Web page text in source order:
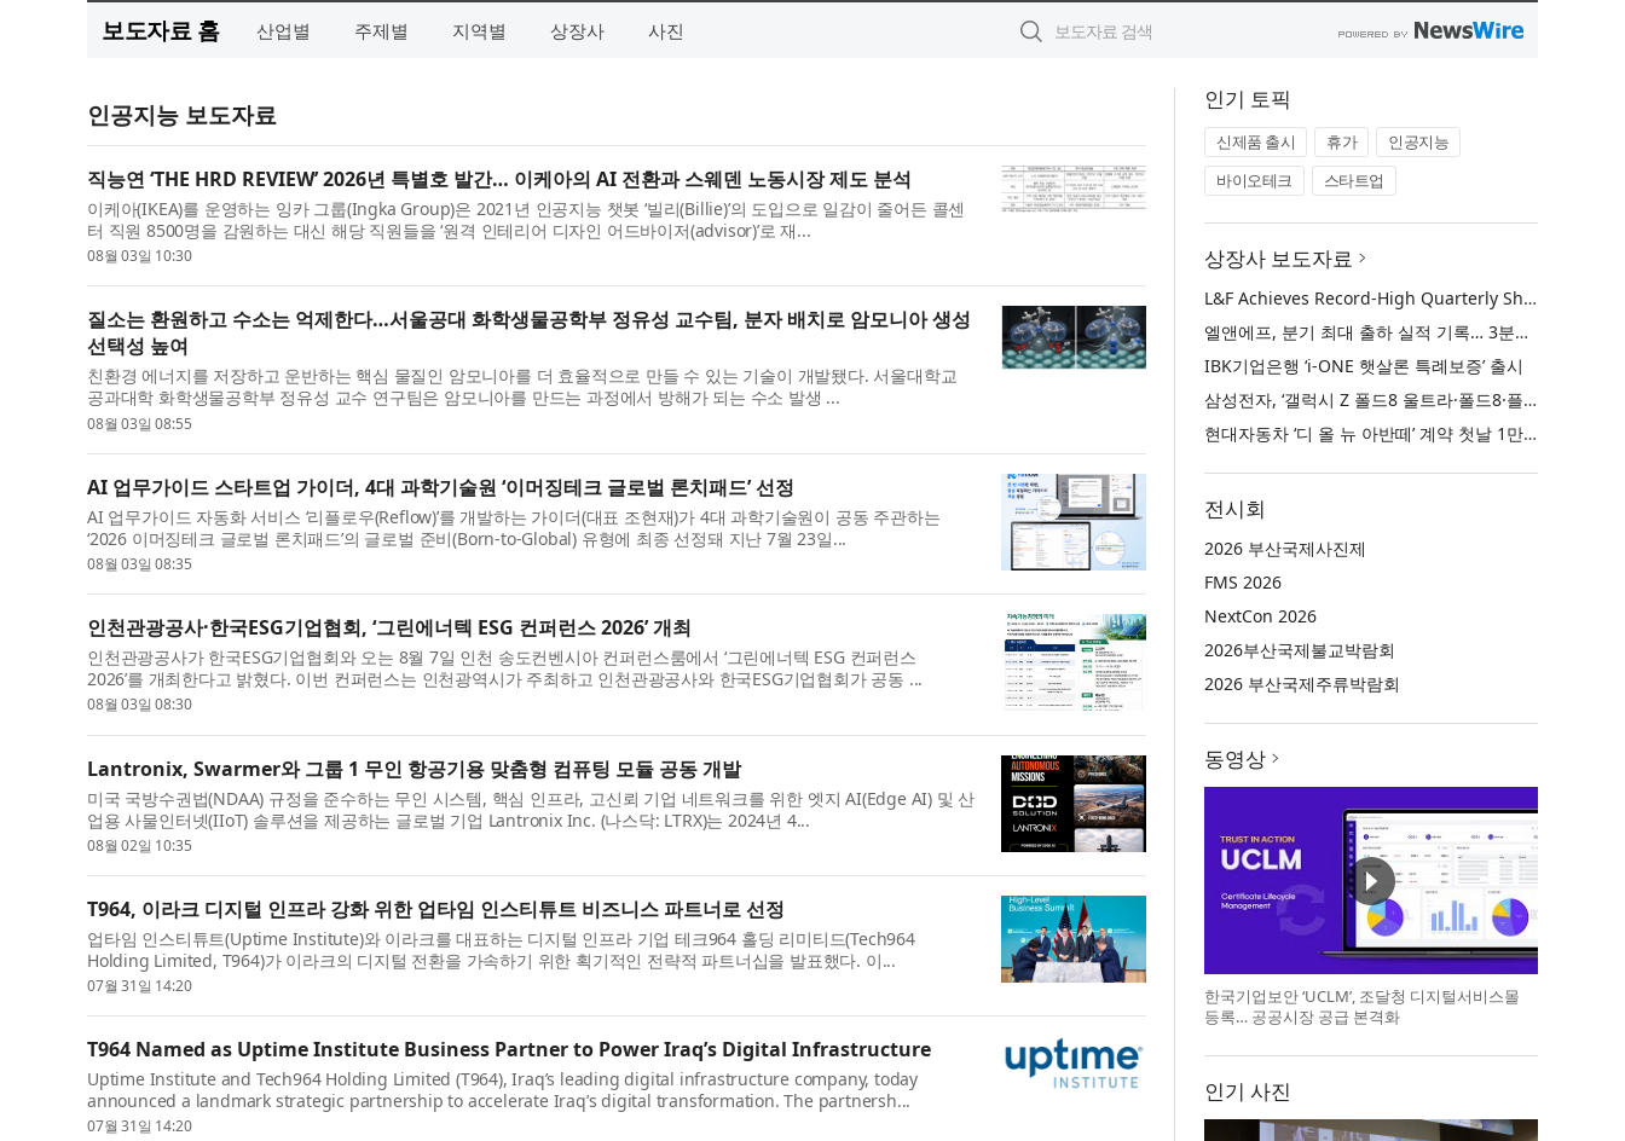
보도자료 홈 산업별 주제별 지역별 상장사 사진
인공지능 보도자료
직능연 ‘THE HRD REVIEW’ 2026년 특별호 발간… 이케아의 AI 전환과 스웨덴 노동시장 제도 분석
이케아(IKEA)를 운영하는 잉카 그룹(Ingka Group)은 2021년 인공지능 챗봇 ‘빌리(Billie)’의 도입으로 일감이 줄어든 콜센
터 직원 8500명을 감원하는 대신 해당 직원들을 ‘원격 인테리어 디자인 어드바이저(advisor)’로 재...
08월 03일 10:30
질소는 환원하고 수소는 억제한다…서울공대 화학생물공학부 정유성 교수팀, 분자 배치로 암모니아 생성
선택성 높여
친환경 에너지를 저장하고 운반하는 핵심 물질인 암모니아를 더 효율적으로 만들 수 있는 기술이 개발됐다. 서울대학교
공과대학 화학생물공학부 정유성 교수 연구팀은 암모니아를 만드는 과정에서 방해가 되는 수소 발생 ...
08월 03일 08:55
AI 업무가이드 스타트업 가이더, 4대 과학기술원 ‘이머징테크 글로벌 론치패드’ 선정
AI 업무가이드 자동화 서비스 ‘리플로우(Reflow)’를 개발하는 가이더(대표 조현재)가 4대 과학기술원이 공동 주관하는
‘2026 이머징테크 글로벌 론치패드’의 글로벌 준비(Born-to-Global) 유형에 최종 선정돼 지난 7월 23일...
08월 03일 08:35
인천관광공사·한국ESG기업협회, ‘그린에너텍 ESG 컨퍼런스 2026’ 개최
인천관광공사가 한국ESG기업협회와 오는 8월 7일 인천 송도컨벤시아 컨퍼런스룸에서 ‘그린에너텍 ESG 컨퍼런스
2026’를 개최한다고 밝혔다. 이번 컨퍼런스는 인천광역시가 주최하고 인천관광공사와 한국ESG기업협회가 공동 ...
08월 03일 08:30
Lantronix, Swarmer와 그룹 1 무인 항공기용 맞춤형 컴퓨팅 모듈 공동 개발
미국 국방수권법(NDAA) 규정을 준수하는 무인 시스템, 핵심 인프라, 고신뢰 기업 네트워크를 위한 엣지 AI(Edge AI) 및 산
업용 사물인터넷(IIoT) 솔루션을 제공하는 글로벌 기업 Lantronix Inc. (나스닥: LTRX)는 2024년 4...
08월 02일 10:35
T964, 이라크 디지털 인프라 강화 위한 업타임 인스티튜트 비즈니스 파트너로 선정
업타임 인스티튜트(Uptime Institute)와 이라크를 대표하는 디지털 인프라 기업 테크964 홀딩 리미티드(Tech964
Holding Limited, T964)가 이라크의 디지털 전환을 가속하기 위한 획기적인 전략적 파트너십을 발표했다. 이...
07월 31일 14:20
T964 Named as Uptime Institute Business Partner to Power Iraq’s Digital Infrastructure
Uptime Institute and Tech964 Holding Limited (T964), Iraq’s leading digital infrastructure company, today
announced a landmark strategic partnership to accelerate Iraq’s digital transformation. The partnersh...
07월 31일 14:20
인기 토픽
신제품 출시 휴가
인공지능
바이오테크
스타트업
상장사 보도자료
L&F Achieves Record-High Quarterly Shipments, Begins LFP Supply for North American ESS in Q3 Advancing its Two-Track NCM and LFP Growth Strategy
엘앤에프, 분기 최대 출하 실적 기록… 3분기 북미 ESS향 LFP 공급 착수 NCM+LFP ‘2-Track’ 성장 전략 실현
IBK기업은행 ‘i-ONE 햇살론 특례보증’ 출시
삼성전자, ‘갤럭시 Z 폴드8 울트라·폴드8·플립8’과 ‘갤럭시 워치 울트라2·워치9’ 국내 공식 출시
현대자동차 ‘디 올 뉴 아반떼’ 계약 첫날 1만 대 돌파
전시회
2026 부산국제사진제
FMS 2026
NextCon 2026
2026부산국제불교박람회
2026 부산국제주류박람회
동영상
한국기업보안 ‘UCLM’, 조달청 디지털서비스몰
등록… 공공시장 공급 본격화
인기 사진